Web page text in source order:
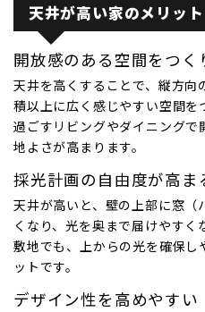
天井が高い家のメリット
開放感のある空間をつく
天井を高くすることで、縦方
積以上に広く感じやすい空間を
過ごすリビングやダイニング
地よさが高まります。
採光計画の自由度が高ま
天井が高いと、壁の上部に窓
くなり、光を奥まで届けやす
敷地でも、上からの光を確保し
ットです。
デザイン性を高めやすい